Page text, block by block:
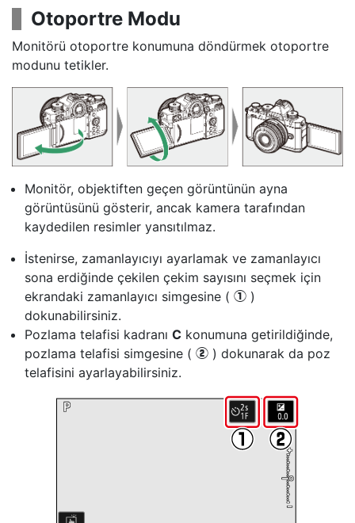
Otoportre Modu
Monitörü otoportre konumuna döndürmek otoportre
modunu tetikler.
Monitör, objektiften geçen görüntünün ayna
görüntüsünü gösterir, ancak kamera tarafından
kaydedilen resimler yansıtılmaz.
İstenirse, zamanlayıcıyı ayarlamak ve zamanlayıcı
sona erdiğinde çekilen çekim sayısını seçmek için
ekrandaki zamanlayıcı simgesine ( q )
dokunabilirsiniz.
Pozlama telafisi kadranı C konumuna getirildiğinde,
pozlama telafisi simgesine ( w ) dokunarak da poz
telafisini ayarlayabilirsiniz.